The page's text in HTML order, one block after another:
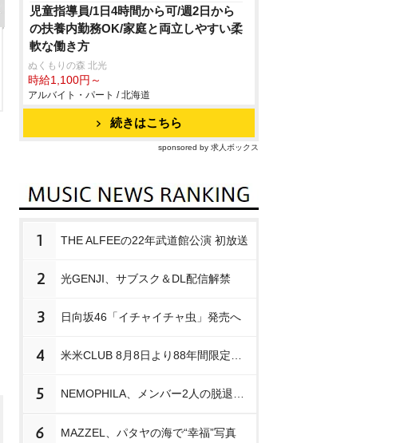
児童指導員/1日4時間から可/週2日から
の扶養内勤務OK/家庭と両立しやすい柔
軟な働き方
ぬくもりの森 北光
時給1,100円～
アルバイト・パート / 北海道
続きはこちら
sponsored by 求人ボックス
1 THE ALFEEの22年武道館公演 初放送
2 光GENJI、サブスク＆DL配信解禁
3 日向坂46「イチャイチャ虫」発売へ
4
5
6 MAZZEL、パタヤの海で“幸福”写真